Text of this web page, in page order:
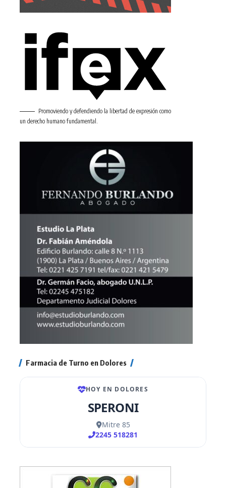
Promoviendo y defendiendo la libertad de expresión como
un derecho humano fundamental.
Farmacia de Turno en Dolores